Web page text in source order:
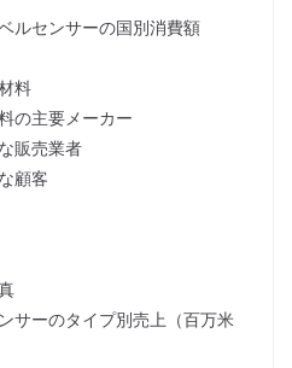
ルセンサーの国別消費額
料
の主要メーカー
販売業者
顧客
サーのタイプ別売上（百万米